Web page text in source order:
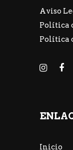
Aviso
Política
Política
Inicio